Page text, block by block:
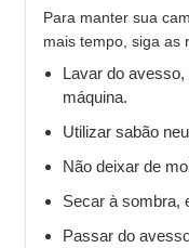
Para manter sua
mais tempo, siga as
Lavar do
máquina.
Utilizar sabão
Não deixar de
Secar à sombra,
Passar do